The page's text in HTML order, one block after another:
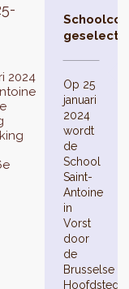
2024
Op 25
januari
2024
wordt
de
School
Saint-
Antoine
in
Vorst
door
de
Brusselse